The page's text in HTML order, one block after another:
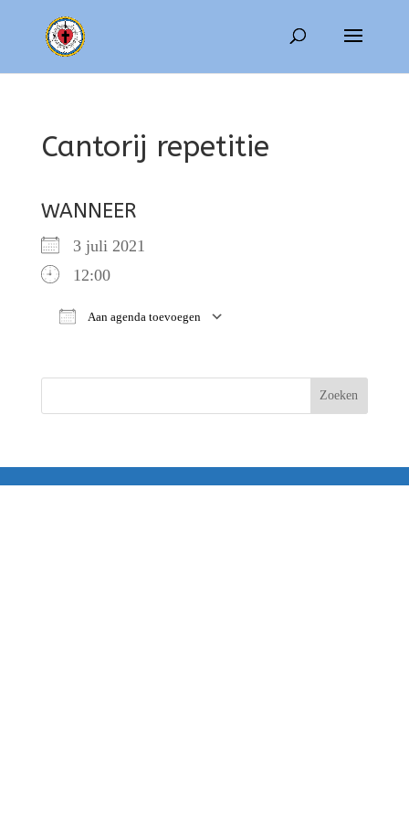
Cantorij repetitie
WANNEER
3 juli 2021
12:00
Aan agenda toevoegen